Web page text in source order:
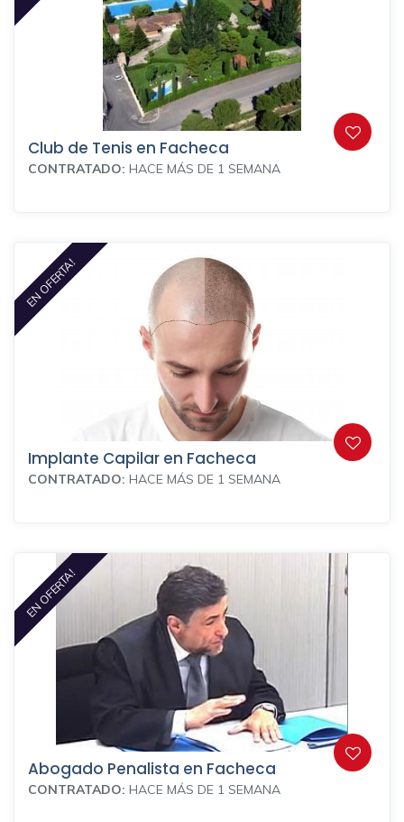
Club de Tenis en Facheca
CONTRATADO: HACE MÁS DE 1 SEMANA
EN OFERTA!
Implante Capilar en Facheca
CONTRATADO: HACE MÁS DE 1 SEMANA
EN OFERTA!
Abogado Penalista en Facheca
CONTRATADO: HACE MÁS DE 1 SEMANA